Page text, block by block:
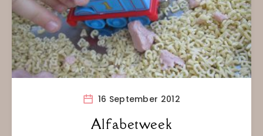
16 September 2012
Alfabetweek